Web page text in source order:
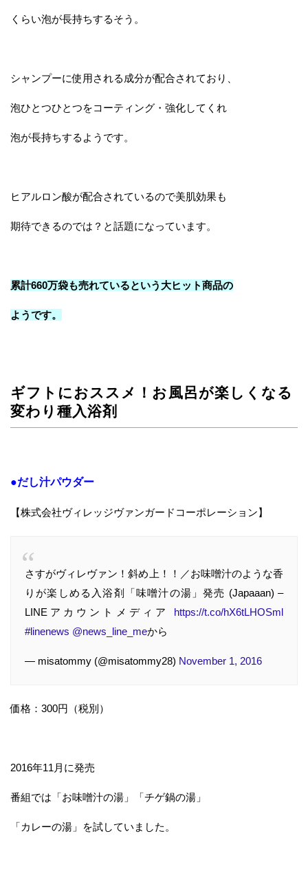
くらい泡が長持ちするそう。
シャンプーに使用される成分が配合されており、
泡ひとつひとつをコーティング・強化してくれ
泡が長持ちするようです。
ヒアルロン酸が配合されているので美肌効果も
期待できるのでは？と話題になっています。
累計660万袋も売れているという大ヒット商品の
ようです。
ギフトにおススメ！お風呂が楽しくなる
変わり種入浴剤
●だし汁パウダー
【株式会社ヴィレッジヴァンガードコーポレーション】
さすがヴィレヴァン！斜め上！！／お味噌汁のような香
りが楽しめる入浴剤「味噌汁の湯」発売 (Japaaan) –
LINEアカウントメディア https://t.co/hX6tLHOSml
#linenews @news_line_meから
— misatommy (@misatommy28) November 1, 2016
価格：300円（税別）
2016年11月に発売
番組では「お味噌汁の湯」「チゲ鍋の湯」
「カレーの湯」を試していました。